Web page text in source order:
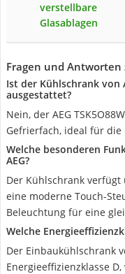
verstellbare
Glasablagen
Fragen und Antworten
Ist der Kühlschrank von
ausgestattet?
Nein, der AEG
Gefrierfach, ideal für
Welche besonderen
AEG?
Der Kühlschrank
eine moderne Touch-
Beleuchtung für eine
Welche
Der Einbaukühlschrank
Energieeffizienzklasse